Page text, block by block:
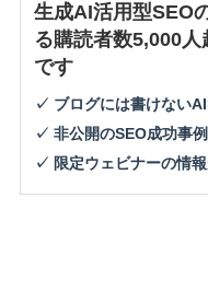
生成AI活用型SEO
る購読者数5,000
です
✓ ブログには書けない
✓ 非公開のSEO成功事
✓ 限定ウェビナーの情報